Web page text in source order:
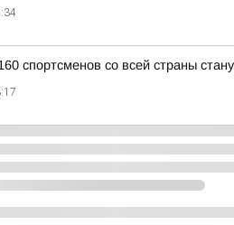
спортсменов со всей страны